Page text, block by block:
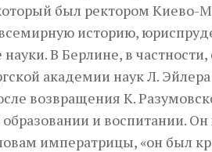
был ректором Киево-
историю,
В Берлине, в частности,
академии наук Л.
возвращения К.
и воспитании.
императрицы, «он был